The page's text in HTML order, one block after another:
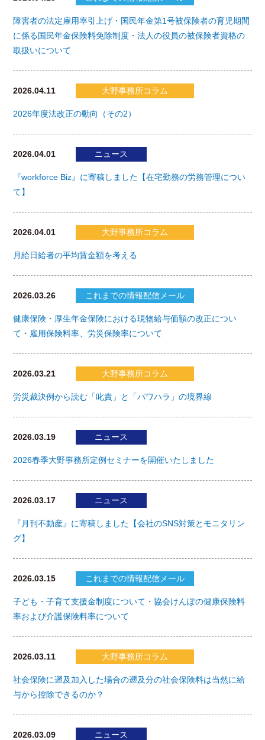
障害者の法定雇用率引上げ・国民年金第1号被保険者の育児期間
に係る国民年金保険料免除制度・法人の役員の被保険者資格の
取扱いについて
2026.04.11 大野事務所コラム
2026年度法改正の動向（その2）
2026.04.01 ニュース
『workforce Biz』に寄稿しました【在宅勤務の労務管理につい
て】
2026.04.01 大野事務所コラム
月給日給者の平均賃金額を考える
2026.03.26 これまでの情報配信メール
健康保険・厚生年金保険における現物給与価額の改正につい
て・雇用保険料率、労災保険率について
2026.03.21 大野事務所コラム
労災裁決例から読む「叱責」と「パワハラ」の境界線
2026.03.19 ニュース
2026春季大野事務所定例セミナーを開催いたしました
2026.03.17 ニュース
『月刊不動産』に寄稿しました【会社のSNS対策とモニタリン
グ】
2026.03.15 これまでの情報配信メール
子ども・子育て支援金制度について・協会けんぽの健康保険料
率および介護保険料率について
2026.03.11 大野事務所コラム
社会保険に遡及加入した場合の遡及分の社会保険料は当然に給
与から控除できるのか？
2026.03.09 ニュース